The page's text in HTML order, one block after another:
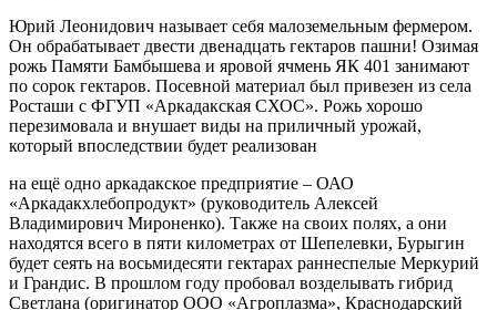
Юрий Леонидович называет себя малоземельным фермером.
Он обрабатывает двести двенадцать гектаров пашни! Озимая
рожь Памяти Бамбышева и яровой ячмень ЯК 401 занимают
по сорок гектаров. Посевной материал был привезен из села
Росташи с ФГУП «Аркадакская СХОС». Рожь хорошо
перезимовала и внушает виды на приличный урожай,
который впоследствии будет реализован
на ещё одно аркадакское предприятие – ОАО
«Аркадакхлебопродукт» (руководитель Алексей
Владимирович Мироненко). Также на своих полях, а они
находятся всего в пяти километрах от Шепелевки, Бурыгин
будет сеять на восьмидесяти гектарах раннеспелые Меркурий
и Грандис. В прошлом году пробовал возделывать гибрид
Светлана (оригинатор ООО «Агроплазма», Краснодарский